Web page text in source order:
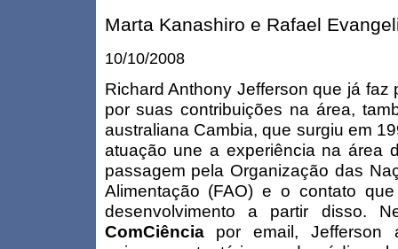
Marta Kanashiro e Rafael
10/10/2008
Richard Anthony Jefferson que já
por suas contribuições na área,
australiana Cambia, que surgiu em
atuação une a experiência na área
passagem pela Organização das
Alimentação (FAO) e o contato
desenvolvimento a partir disso.
ComCiênciapor email, Jefferson